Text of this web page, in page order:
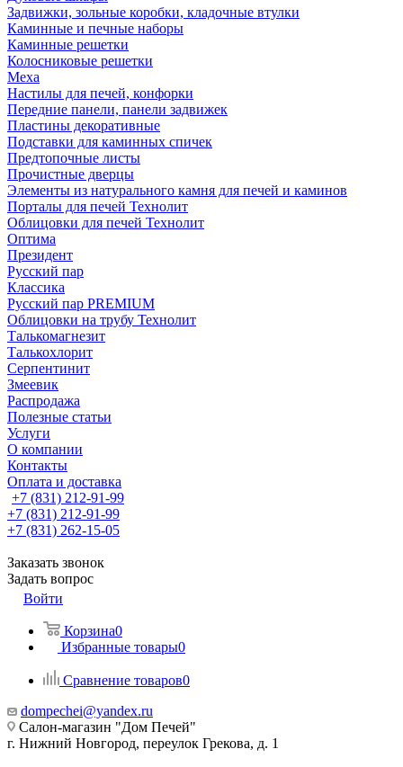
Задвижки, зольные коробки, кладочные втулки
Каминные и печные наборы
Каминные решетки
Колосниковые решетки
Меха
Настилы для печей, конфорки
Передние панели, панели задвижек
Пластины декоративные
Подставки для каминных спичек
Предтопочные листы
Прочистные дверцы
Элементы из натурального камня для печей и каминов
Порталы для печей Технолит
Облицовки для печей Технолит
Оптима
Президент
Русский пар
Классика
Русский пар PREMIUM
Облицовки на трубу Технолит
Талькомагнезит
Талькохлорит
Серпентинит
Змеевик
Распродажа
Полезные статьи
Услуги
О компании
Контакты
Оплата и доставка
+7 (831) 212-91-99
+7 (831) 212-91-99
+7 (831) 262-15-05
Заказать звонок
Задать вопрос
Войти
Корзина0
Избранные товары0
Сравнение товаров0
dompechei@yandex.ru
Салон-магазин "Дом Печей"
г. Нижний Новгород, переулок Грекова, д. 1